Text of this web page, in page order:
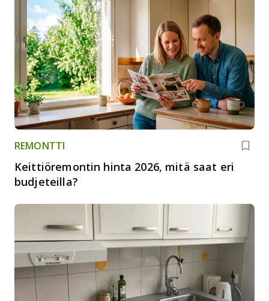
REMONTTI
Keittiöremontin hinta 2026, mitä saat eri
budjeteilla?